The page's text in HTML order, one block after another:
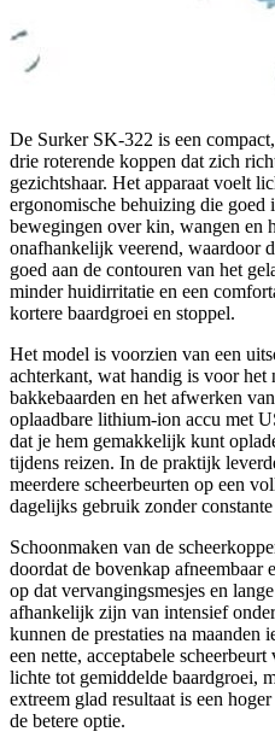
De Surker SK-322 is een
drie roterende koppen dat zich
gezichtshaar. Het apparaat voelt
ergonomische behuizing die
bewegingen over kin, wangen en
onafhankelijk veerend, waardoor
goed aan de contouren van het
minder huidirritatie en een
kortere baardgroei en stoppel.
Het model is voorzien van een
achterkant, wat handig is voor het
bakkebaarden en het afwerken
oplaadbare lithium-ion accu met
dat je hem gemakkelijk kunt
tijdens reizen. In de praktijk
meerdere scheerbeurten op een
dagelijks gebruik zonder
Schoonmaken van de
doordat de bovenkap afneembaar
op dat vervangingsmesjes en
afhankelijk zijn van intensief
kunnen de prestaties na maanden
een nette, acceptabele
lichte tot gemiddelde baardgroei,
extreem glad resultaat is een
de betere optie.